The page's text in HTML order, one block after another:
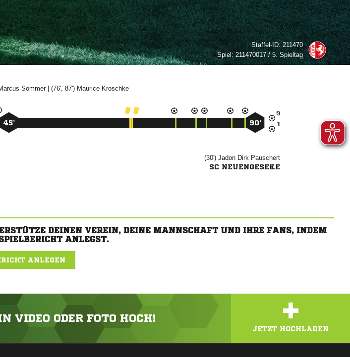
Staffel-ID:211470
Spiel:211470017 / 5. Spieltag
| (76', 87') 


45’ 90’
(30')  
SC NEUENGESEKE
DEINEN VEREIN, DEINE MANNSCHAFT UND IHRE FANS, INDEM
ANLEGST.
ANLEGEN
VIDEO ODER FOTO HOCH! +
JETZT HOCHLADEN